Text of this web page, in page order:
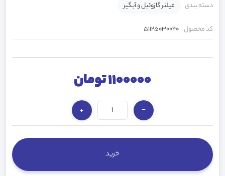
دسته بندی فیلتر گازوئیل و آبگیر
کد محصول 51125030040
1100000 تومان
−
+